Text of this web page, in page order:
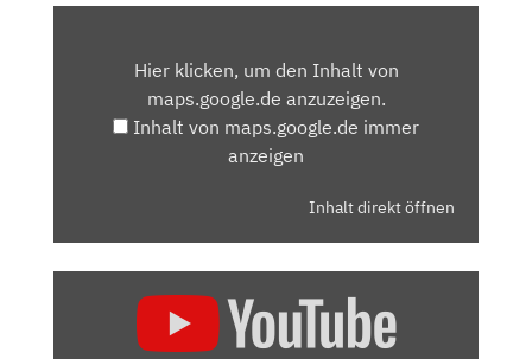
MAPS.GOOGLE.DEHier klicken, um den Inhalt von
maps.google.de anzuzeigen.
Inhalt von maps.google.de immer
anzeigen
Inhalt direkt öffnen
TECHNIK,